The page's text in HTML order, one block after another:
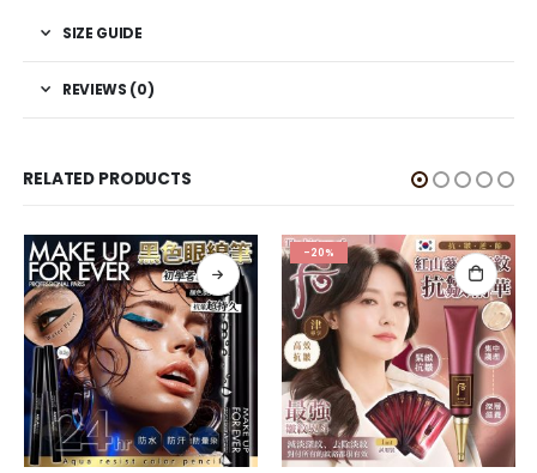
SIZE GUIDE
REVIEWS (0)
RELATED PRODUCTS
-20%